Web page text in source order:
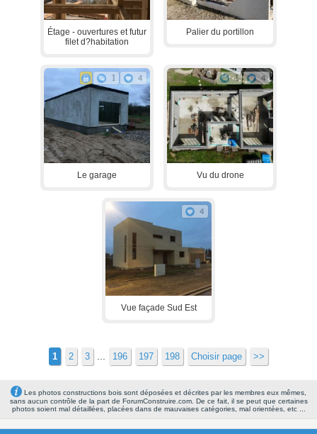
Étage - ouvertures et futur
filet d?habitation
Palier du portillon
1 4
Le garage
1 4
Vu du drone
4
Vue façade Sud Est
1 2 3 196 197 198 Choisir page >>
Les photos constructions bois sont déposées et décrites par les membres eux mêmes,
sans aucun contrôle de la part de ForumConstruire.com. De ce fait, il se peut que certaines
photos soient mal détaillées, placées dans de mauvaises catégories, mal orientées, etc ...